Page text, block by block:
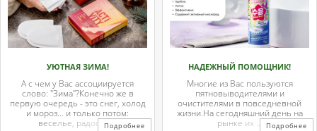
УЮТНАЯ ЗИМА!
А с чем у Вас ассоциируется
слово: "Зима"?Конечно же в
первую очередь - это снег, холод
и мороз… и только потом:
веселье, радость ...Подробнее
НАДЕЖНЫЙ ПОМОЩНИК!
Многие из Вас пользуются
пятновыводителями и
очистителями в повседневной
жизни.На сегодняшний день на
рынке их ... Подробнее